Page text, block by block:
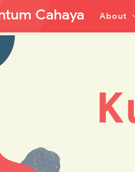
Cahaya About